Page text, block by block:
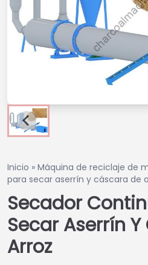
Inicio » Máquina de reciclaje de
para secar aserrín y cáscara de
Secador
Secar Aserrín
Arroz